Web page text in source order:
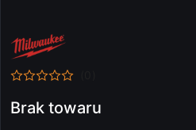
NAZWA
PRODUCENTA:
MILWAUKEE
Brak towaru